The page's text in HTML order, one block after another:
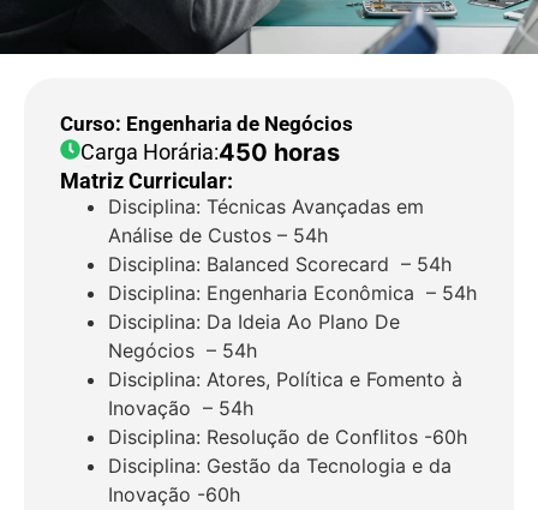
Curso: Engenharia de Negócios
Carga Horária:450 horas
Matriz Curricular:
Disciplina: Técnicas Avançadas em
Análise de Custos – 54h
Disciplina: Balanced Scorecard – 54h
Disciplina: Engenharia Econômica – 54h
Disciplina: Da Ideia Ao Plano De
Negócios – 54h
Disciplina: Atores, Política e Fomento à
Inovação – 54h
Disciplina: Resolução de Conflitos -60h
Disciplina: Gestão da Tecnologia e da
Inovação -60h